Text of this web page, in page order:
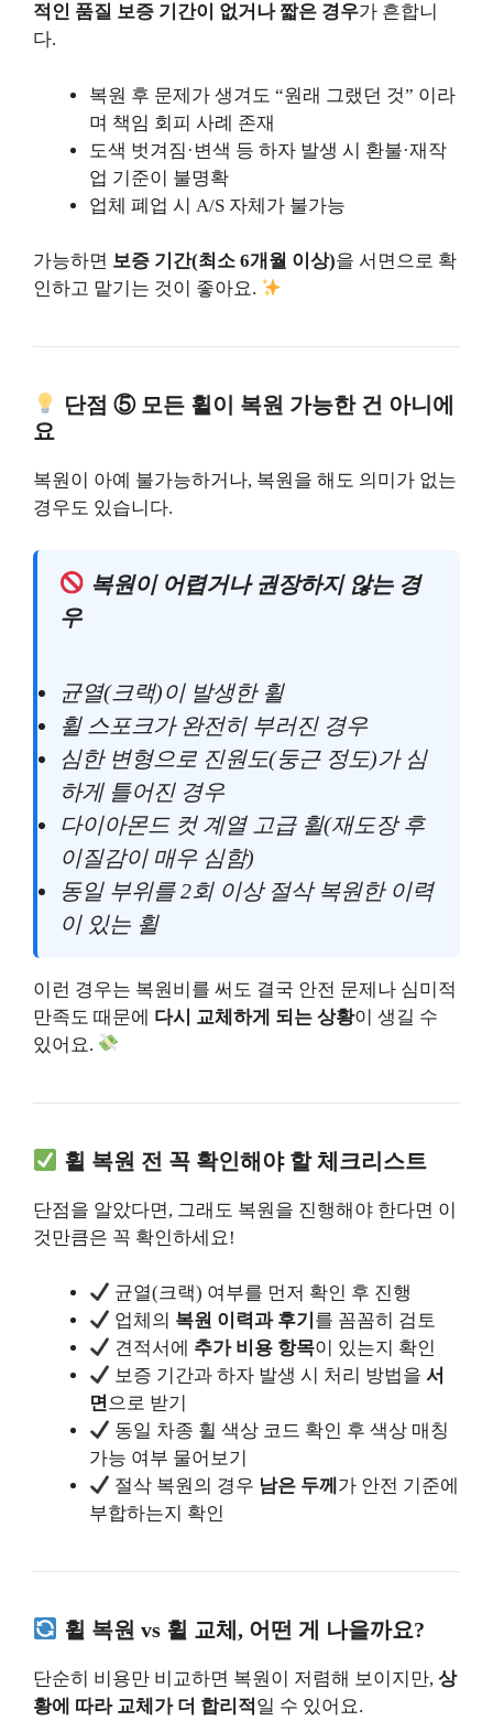
적인 품질 보증 기간이 없거나 짧은 경우가 흔합니
다.
복원 후 문제가 생겨도 “원래 그랬던 것” 이라
며 책임 회피 사례 존재
도색 벗겨짐·변색 등 하자 발생 시 환불·재작
업 기준이 불명확
업체 폐업 시 A/S 자체가 불가능
가능하면 보증 기간(최소 6개월 이상)을 서면으로 확
인하고 맡기는 것이 좋아요.
단점 ⑤ 모든 휠이 복원 가능한 건 아니에
요
복원이 아예 불가능하거나, 복원을 해도 의미가 없는
경우도 있습니다.
복원이 어렵거나 권장하지 않는 경
우
균열(크랙)이 발생한 휠
휠 스포크가 완전히 부러진 경우
심한 변형으로 진원도(둥근 정도)가 심
하게 틀어진 경우
다이아몬드 컷 계열 고급 휠(재도장 후
이질감이 매우 심함)
동일 부위를 2회 이상 절삭 복원한 이력
이 있는 휠
이런 경우는 복원비를 써도 결국 안전 문제나 심미적
만족도 때문에 다시 교체하게 되는 상황이 생길 수
있어요.
휠 복원 전 꼭 확인해야 할 체크리스트
단점을 알았다면, 그래도 복원을 진행해야 한다면 이
것만큼은 꼭 확인하세요!
균열(크랙) 여부를 먼저 확인 후 진행
업체의 복원 이력과 후기 를 꼼꼼히 검토
견적서에 추가 비용 항목이 있는지 확인
보증 기간과 하자 발생 시 처리 방법을서
면으로 받기
동일 차종 휠 색상 코드 확인 후 색상 매칭
가능 여부 물어보기
절삭 복원의 경우 남은 두께 가 안전 기준에
부합하는지 확인
휠 복원 vs 휠 교체, 어떤 게 나을까요?
단순히 비용만 비교하면 복원이 저렴해 보이지만, 상
황에 따라 교체가 더 합리적 일 수 있어요.